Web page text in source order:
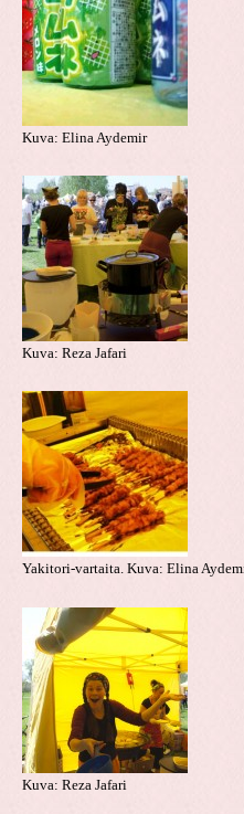
Kuva: Elina Aydemir
Kuva: Reza Jafari
Yakitori-vartaita. Kuva: Elina
Kuva: Reza Jafari